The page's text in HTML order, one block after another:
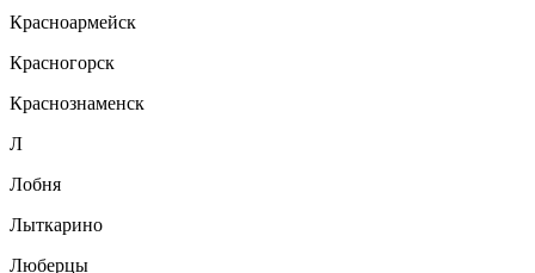
Красноармейск
Красногорск
Краснознаменск
Л
Лобня
Лыткарино
Люберцы